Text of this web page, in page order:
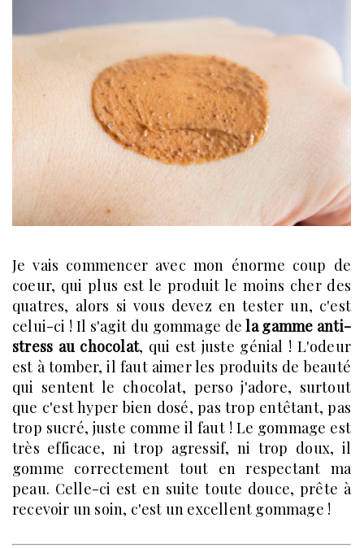
Je vais commencer avec mon énorme coup de
coeur, qui plus est le produit le moins cher des
quatres, alors si vous devez en tester un, c'est
celui-ci ! Il s'agit du gommage dela gamme anti-
stress au chocolat, qui est juste génial ! L'odeur
est à tomber, il faut aimer les produits de beauté
qui sentent le chocolat, perso j'adore, surtout
que c'est hyper bien dosé, pas trop entêtant, pas
trop sucré, juste comme il faut ! Le gommage est
très efficace, ni trop agressif, ni trop doux, il
gomme correctement tout en respectant ma
peau. Celle-ci est en suite toute douce, prête à
recevoir un soin, c'est un excellent gommage !